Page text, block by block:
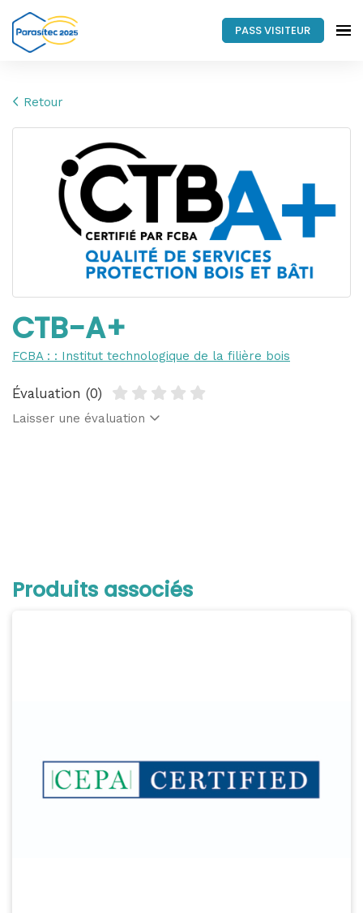
PASS VISITEUR
Retour
CTB-A+
FCBA : : Institut technologique de la filière bois
Évaluation (0)
Laisser une évaluation
Produits associés